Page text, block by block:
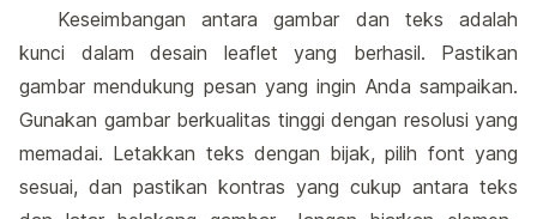
Keseimbangan antara gambar dan teks adalah
kunci dalam desain leaflet yang berhasil. Pastikan
gambar mendukung pesan yang ingin Anda sampaikan.
Gunakan gambar berkualitas tinggi dengan resolusi yang
memadai. Letakkan teks dengan bijak, pilih font yang
sesuai, dan pastikan kontras yang cukup antara teks